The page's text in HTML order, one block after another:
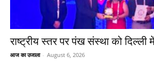
राष्ट्रीय स्तर पर पंख संस्था को दिल्ली
आज का उजाला - August 6, 2026